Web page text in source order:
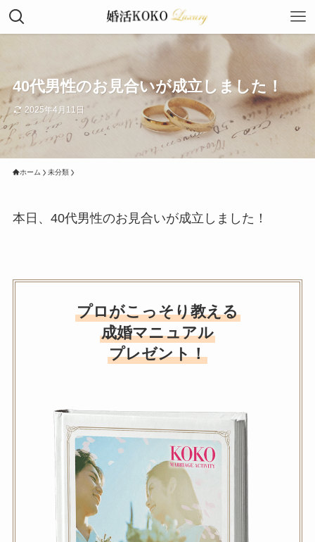
40代男性のお見合いが成立しました！
2025年4月11日
ホーム 未分類
本日、40代男性のお見合いが成立しました！
プロがこっそり教える
成婚マニュアル
プレゼント！